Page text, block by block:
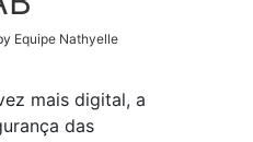
Equipe Nathyelle
mais digital, a
das